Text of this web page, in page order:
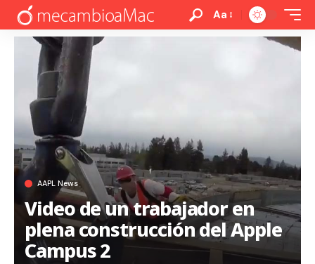
Aa
AAPL News
Video de un trabajador en
plena construcción del Apple
Campus 2